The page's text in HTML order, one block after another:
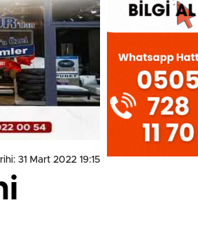
31 Mart 2022 19:15